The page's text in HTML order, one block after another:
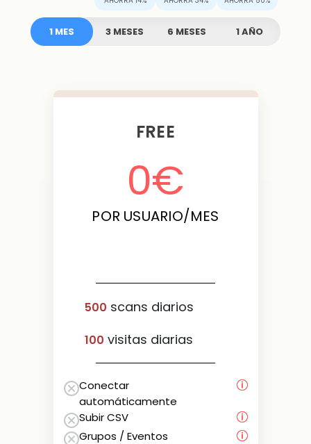
1 MES 3 MESES 6 MESES 1 AÑO
FREE
0€
POR USUARIO/MES
500 scans diarios
100 visitas diarias
Conectar
automáticamente
Subir CSV
Grupos / Eventos